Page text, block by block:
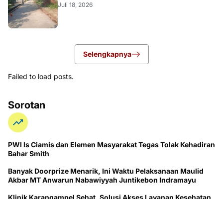
Juli 18, 2026
Selengkapnya
Failed to load posts.
Sorotan
PWI ls Ciamis dan Elemen Masyarakat Tegas Tolak Kehadiran
Bahar Smith
Banyak Doorprize Menarik, Ini Waktu Pelaksanaan Maulid
Akbar MT Anwarun Nabawiyyah Juntikebon Indramayu
Klinik Karangampel Sehat, Solusi Akses Layanan Kesehatan